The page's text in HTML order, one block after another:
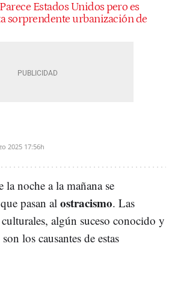
Parece Estados Unidos pero es
sorprendente urbanización de
2025 17:56h
la noche a la mañana se
pasan alostracismo. Las
algún suceso conocido y
los causantes de estas